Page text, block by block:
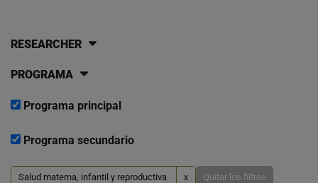
RESEARCHER
PROGRAMA
Programa principal
Programa secundario
Salud materna, infantil y reproductiva x Quitar los filtros